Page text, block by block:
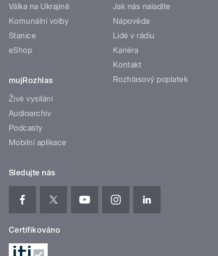
Válka na Ukrajině
Komunální volby
Stanice
eShop
mujRozhlas
Živé vysílání
Audioarchiv
Podcasty
Mobilní aplikace
Jak nás naladíte
Nápověda
Lidé v rádiu
Kariéra
Kontakt
Rozhlasový poplatek
Sledujte nás
Certifikováno